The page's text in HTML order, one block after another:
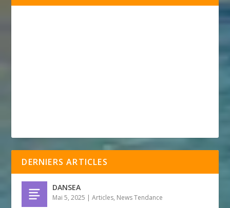
DERNIERS ARTICLES
DANSEA
Mai 5, 2025 |Articles, News Tendance